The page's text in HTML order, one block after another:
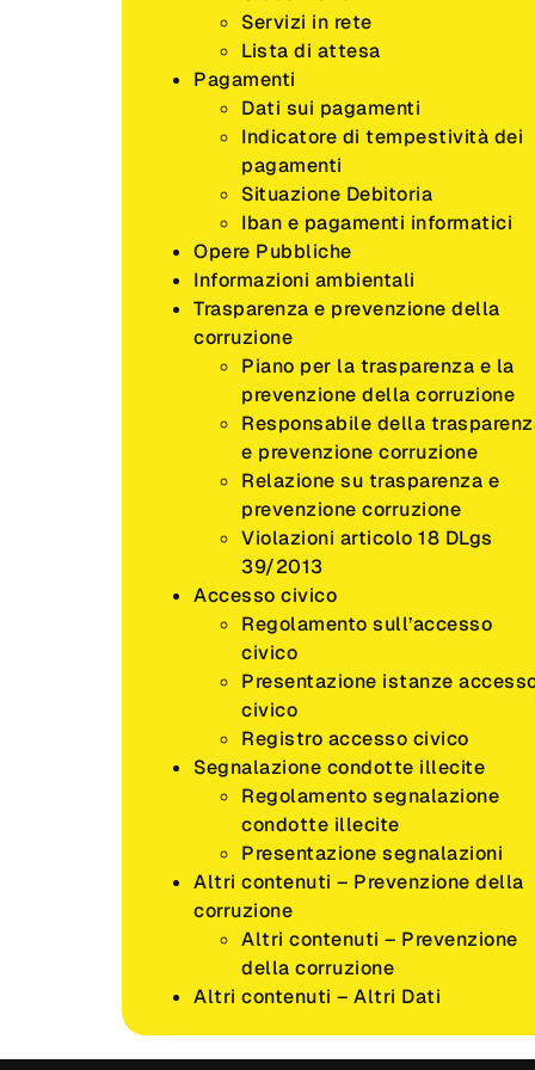
Servizi in rete
Lista di attesa
Pagamenti
Dati sui pagamenti
Indicatore di tempestività dei
pagamenti
Situazione Debitoria
Iban e pagamenti informatici
Opere Pubbliche
Informazioni ambientali
Trasparenza e prevenzione della
corruzione
Piano per la trasparenza e la
prevenzione della corruzione
Responsabile della
e prevenzione corruzione
Relazione su trasparenza e
prevenzione corruzione
Violazioni articolo 18 DLgs
39/2013
Accesso civico
Regolamento sull’accesso
civico
Presentazione istanze
civico
Registro accesso civico
Segnalazione condotte illecite
Regolamento segnalazione
condotte illecite
Presentazione segnalazioni
Altri contenuti – Prevenzione della
corruzione
Altri contenuti – Prevenzione
della corruzione
Altri contenuti – Altri Dati